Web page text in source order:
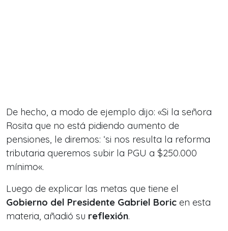
De hecho, a modo de ejemplo dijo: «Si la señora
Rosita que no está pidiendo aumento de
pensiones, le diremos: ‘si nos resulta la reforma
tributaria queremos subir la PGU a $250.000
mínimo«.
Luego de explicar las metas que tiene el
Gobierno del Presidente Gabriel Boric en esta
materia, añadió su reflexión.